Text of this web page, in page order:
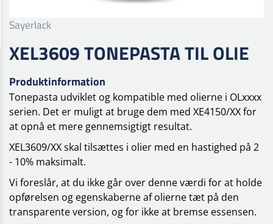
Sayerlack
XEL3609 TONEPASTA TIL OLIE
Produktinformation
Tonepasta udviklet og kompatible med olierne i OLxxxx
serien. Det er muligt at bruge dem med XE4150/XX for
at opnå et mere gennemsigtigt resultat.
XEL3609/XX skal tilsættes i olier med en hastighed på 2
- 10% maksimalt.
Vi foreslår, at du ikke går over denne værdi for at holde
opførelsen og egenskaberne af olierne tæt på den
transparente version, og for ikke at bremse essensen.